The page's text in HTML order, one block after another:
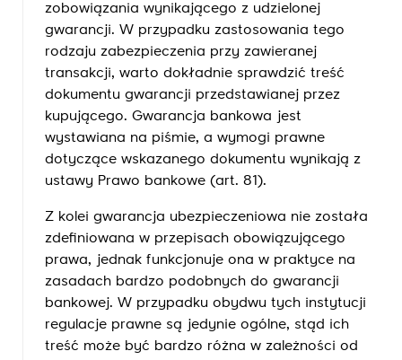
zobowiązania wynikającego z udzielonej
gwarancji. W przypadku zastosowania tego
rodzaju zabezpieczenia przy zawieranej
transakcji, warto dokładnie sprawdzić treść
dokumentu gwarancji przedstawianej przez
kupującego. Gwarancja bankowa jest
wystawiana na piśmie, a wymogi prawne
dotyczące wskazanego dokumentu wynikają z
ustawy Prawo bankowe (art. 81).
Z kolei gwarancja ubezpieczeniowa nie została
zdefiniowana w przepisach obowiązującego
prawa, jednak funkcjonuje ona w praktyce na
zasadach bardzo podobnych do gwarancji
bankowej. W przypadku obydwu tych instytucji
regulacje prawne są jedynie ogólne, stąd ich
treść może być bardzo różna w zależności od